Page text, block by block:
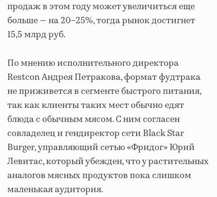
продаж в этом году может увеличиться еще
больше — на 20–25%, тогда рынок достигнет
15,5 млрд руб.
По мнению исполнительного директора
Restcon Андрея Петракова, формат фудтрака
не приживется в сегменте быстрого питания,
так как клиенты таких мест обычно едят
блюда с обычным мясом. С ним согласен
совладелец и гендиректор сети Black Star
Burger, управляющий сетью «Фридог» Юрий
Левитас, который убежден, что у растительных
аналогов мясных продуктов пока слишком
маленькая аудитория.